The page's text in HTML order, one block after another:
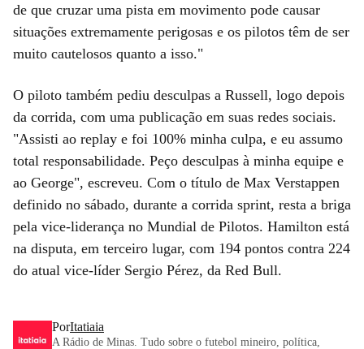
de que cruzar uma pista em movimento pode causar
situações extremamente perigosas e os pilotos têm de ser
muito cautelosos quanto a isso."
O piloto também pediu desculpas a Russell, logo depois
da corrida, com uma publicação em suas redes sociais.
"Assisti ao replay e foi 100% minha culpa, e eu assumo
total responsabilidade. Peço desculpas à minha equipe e
ao George", escreveu. Com o título de Max Verstappen
definido no sábado, durante a corrida sprint, resta a briga
pela vice-liderança no Mundial de Pilotos. Hamilton está
na disputa, em terceiro lugar, com 194 pontos contra 224
do atual vice-líder Sergio Pérez, da Red Bull.
PorItatiaia
A Rádio de Minas. Tudo sobre o futebol mineiro, política,